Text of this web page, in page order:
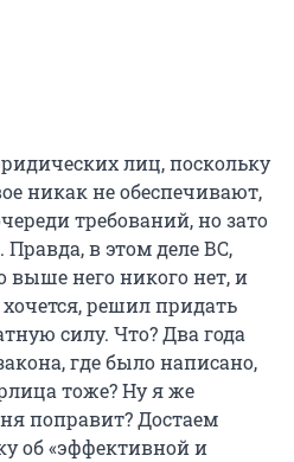
лиц, поскольку
никак не обеспечивают,
требований, но зато
Правда, в этом деле ВС,
него никого нет, и
решил придать
силу. Что? Два года
где было написано,
тоже? Ну я же
поправит? Достаем
об «эффективной и